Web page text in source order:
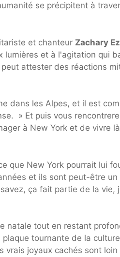
se précipitent à
et chanteur Zachary
lumières et à l'agitation qui
peut attester des réactions
dans les Alpes, et il est
» Et puis vous
à New York et de vivre
que New York pourrait lui
et ils sont peut-être
ça fait partie de la vie,
natale tout en restant
tournante de la
vrais joyaux cachés sont